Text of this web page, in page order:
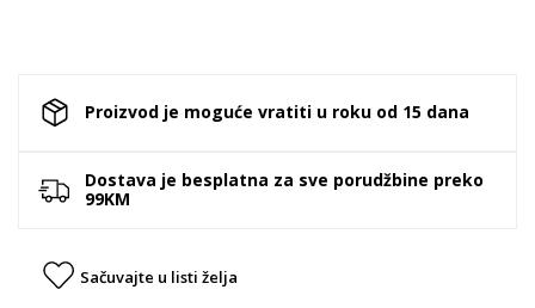
Proizvod je moguće vratiti u roku od 15 dana
Dostava je besplatna za sve porudžbine preko
99KM
Sačuvajte u listi želja